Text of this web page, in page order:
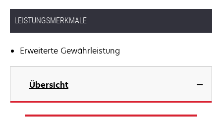
LEISTUNGSMERKMALE
Erweiterte Gewährleistung
Übersicht